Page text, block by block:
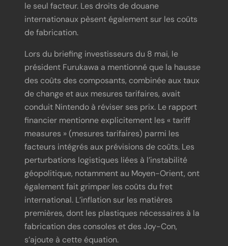
le seul facteur. Les droits de douane
internationaux pèsent également sur les coûts
de fabrication.
Lors du briefing investisseurs du 8 mai, le
président Furukawa a mentionné que la hausse
des coûts des composants, combinée aux taux
de change et aux mesures tarifaires, avait
conduit Nintendo à réviser ses prix. Le rapport
financier mentionne explicitement les « tariff
measures » (mesures tarifaires) parmi les
facteurs intégrés aux prévisions de coûts. Les
perturbations logistiques liées à l’instabilité
géopolitique, notamment au Moyen-Orient, ont
également fait grimper les coûts du fret
international. L’inflation sur les matières
premières, dont les plastiques nécessaires à la
fabrication des consoles et des Joy-Con,
s’ajoute à cette équation.